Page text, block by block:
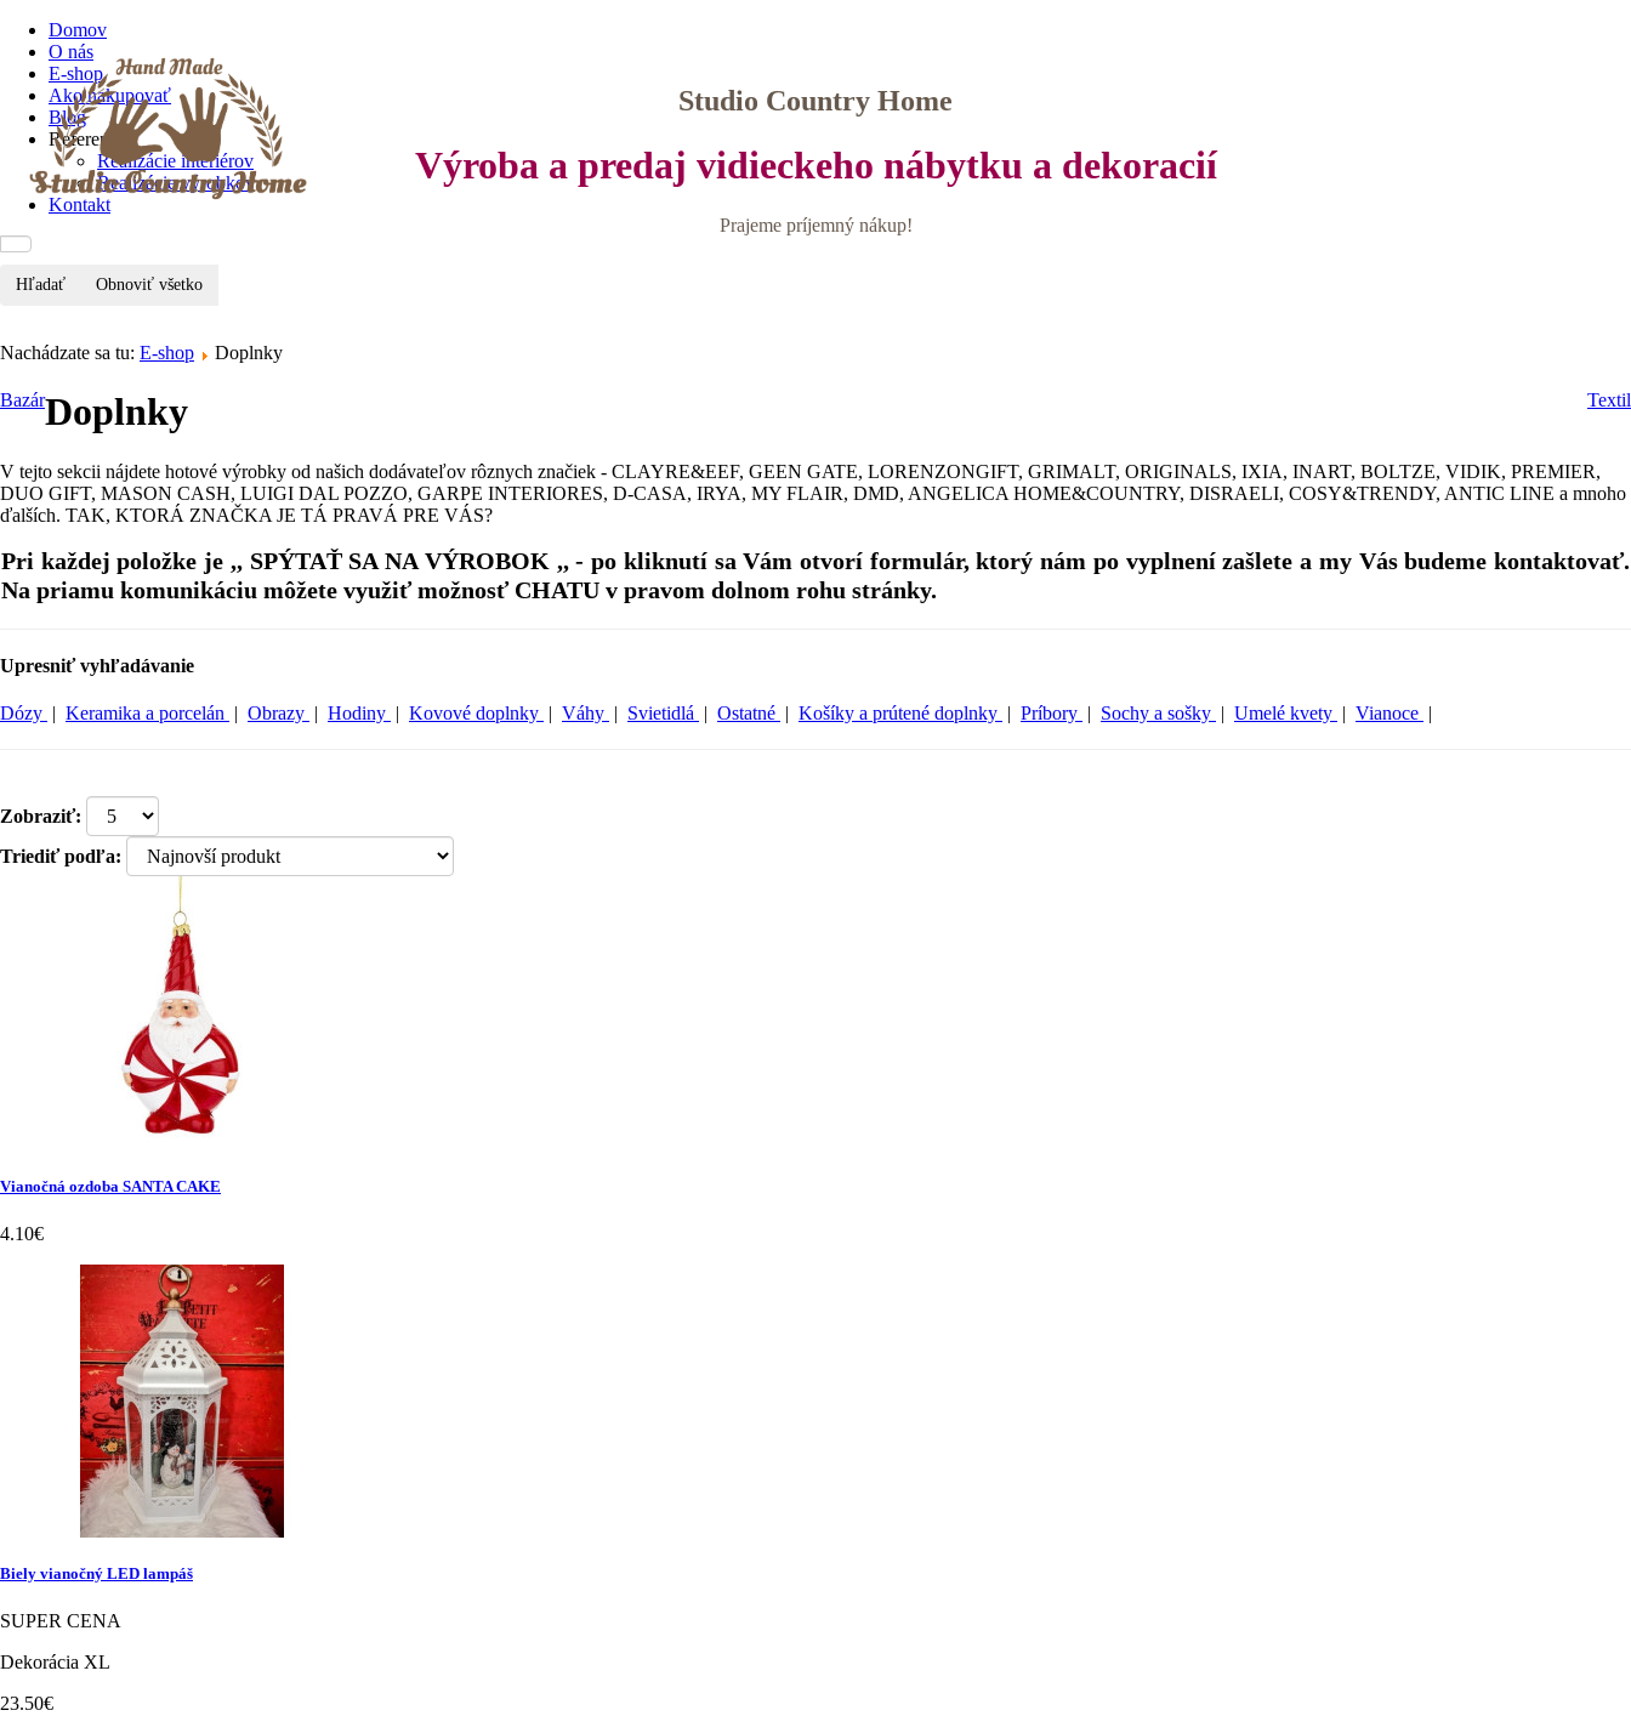
Studio Country Home
Výroba a predaj vidieckeho nábytku a dekoracií
Prajeme príjemný nákup!
Domov
O nás
E-shop
Ako nakupovať
Blog
Referencie
Realizácie interiérov
Realizácie výrobkov
Kontakt
Hľadať Obnoviť všetko
Nachádzate sa tu: E-shop Doplnky
Bazár Textil
Doplnky
V tejto sekcii nájdete hotové výrobky od našich dodávateľov rôznych značiek - CLAYRE&EEF, GEEN GATE, LORENZONGIFT, GRIMALT, ORIGINALS, IXIA, INART, BOLTZE, VIDIK, PREMIER,
DUO GIFT, MASON CASH, LUIGI DAL POZZO, GARPE INTERIORES, D-CASA, IRYA, MY FLAIR, DMD, ANGELICA HOME&COUNTRY, DISRAELI, COSY&TRENDY, ANTIC LINE a mnoho
ďalších. TAK, KTORÁ ZNAČKA JE TÁ PRAVÁ PRE VÁS?
Pri každej položke je ,, SPÝTAŤ SA NA VÝROBOK ,, - po kliknutí sa Vám otvorí formulár, ktorý nám po vyplnení zašlete a my Vás budeme kontaktovať.
Na priamu komunikáciu môžete využiť možnosť CHATU v pravom dolnom rohu stránky.
Upresniť vyhľadávanie
Dózy | Keramika a porcelán | Obrazy | Hodiny | Kovové doplnky | Váhy | Svietidlá | Ostatné | Košíky a prútené doplnky | Príbory | Sochy a sošky | Umelé kvety | Vianoce |
Zobraziť:
Triediť podľa:
Vianočná ozdoba SANTA CAKE
4.10€
Biely vianočný LED lampáš
SUPER CENA
Dekorácia XL
23.50€